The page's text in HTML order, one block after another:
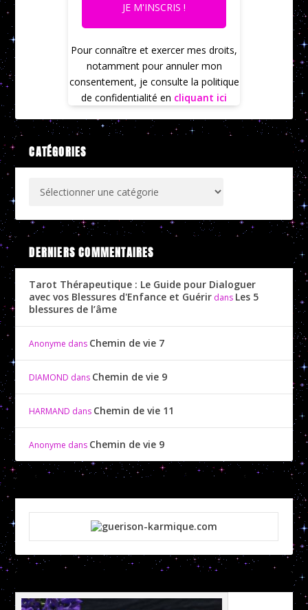
JE M'INSCRIS !
Pour connaître et exercer mes droits,
notamment pour annuler mon
consentement, je consulte la politique
de confidentialité en cliquant ici
CATÉGORIES
DERNIERS COMMENTAIRES
Tarot Thérapeutique : Le Guide pour Dialoguer
avec vos Blessures d'Enfance et Guérir dans Les 5
blessures de l’âme
Anonyme dans Chemin de vie 7
DIAMOND dans Chemin de vie 9
HARMAND dans Chemin de vie 11
Anonyme dans Chemin de vie 9